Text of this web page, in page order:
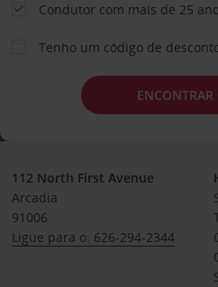
Condutor com mais de 25
Tenho um código de
ENCONTRAR
112 North First Avenue
Arcadia
91006
Ligue para o: 626-294-2344